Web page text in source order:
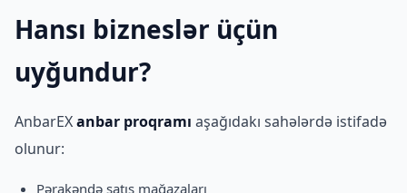
Hansı bizneslər üçün
uyğundur?
AnbarEXanbar proqramı aşağıdakı sahələrdə istifadə
olunur:
Pərakəndə satış mağazaları